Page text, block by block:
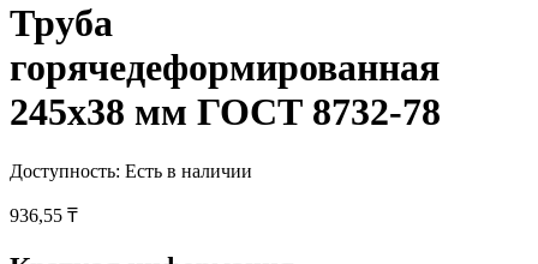
Труба
горячедеформированная
245х38 мм ГОСТ 8732-78
Доступность: Есть в наличии
936,55 ₸